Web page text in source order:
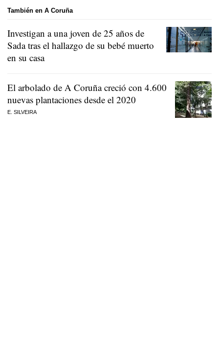
También en A Coruña
Investigan a una joven de 25 años de
Sada tras el hallazgo de su bebé muerto
en su casa
El arbolado de A Coruña creció con 4.600
nuevas plantaciones desde el 2020
E. SILVEIRA